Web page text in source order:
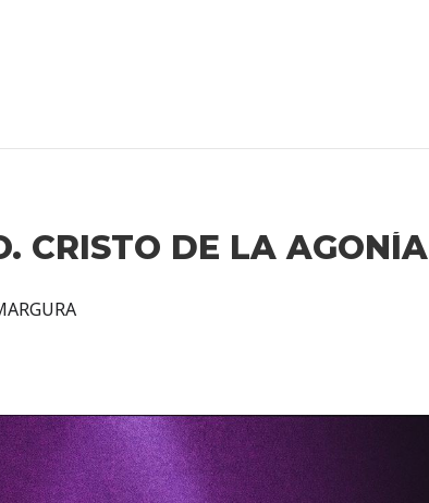
CRISTO DE LA AGONÍA